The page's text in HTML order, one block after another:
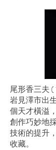
尾形香三夫 (
岩見澤市出
個天才橫溢
創作巧妙地
技術的提升
收藏。